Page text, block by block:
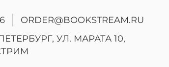
ORDER@BOOKSTREAM.RU
УЛ. МАРАТА 10,